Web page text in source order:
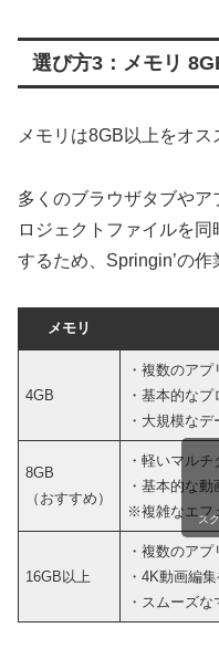
選び方3：メモリ
メモリは8GB以上をオス
多くのブラウザタブや
ロジェクトファイルを
するため、Springin’の作
メモリ
4GB
・複数のア
・基本的な
・大規模な
8GB
（おすすめ）
・軽いマル
・基本的な
※複雑なエフ
16GB以上
・複数のア
・4K動画編
・スムーズ
ス